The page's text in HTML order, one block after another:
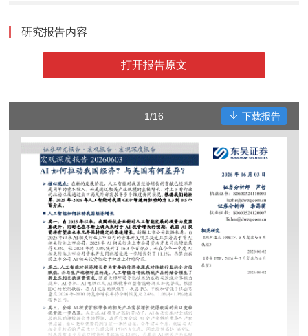
研究报告内容
打开报告原文
1/16 下载报告